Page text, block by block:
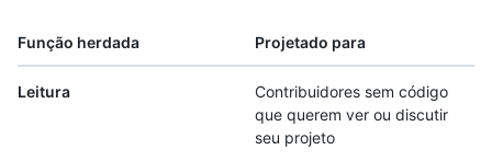
Função herdada Projetado para
Leitura
Contribuidores sem código
que querem ver ou discutir
seu projeto